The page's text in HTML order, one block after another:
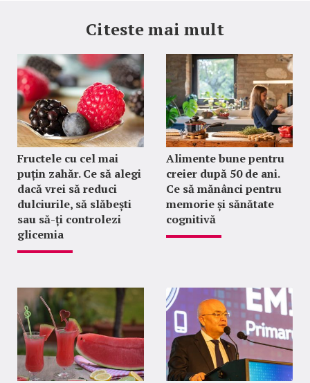
Citeste mai mult
Fructele cu cel mai
puțin zahăr. Ce să alegi
dacă vrei să reduci
dulciurile, să slăbești
sau să-ți controlezi
glicemia
Alimente bune pentru
creier după 50 de ani.
Ce să mănânci pentru
memorie și sănătate
cognitivă